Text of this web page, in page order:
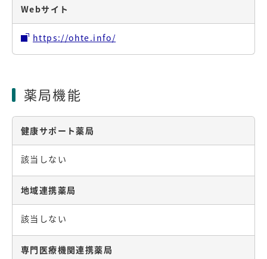
Webサイト
https://ohte.info/
薬局機能
健康サポート薬局
該当しない
地域連携薬局
該当しない
専門医療機関連携薬局